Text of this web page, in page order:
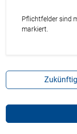
Pflichtfelder sind
markiert.